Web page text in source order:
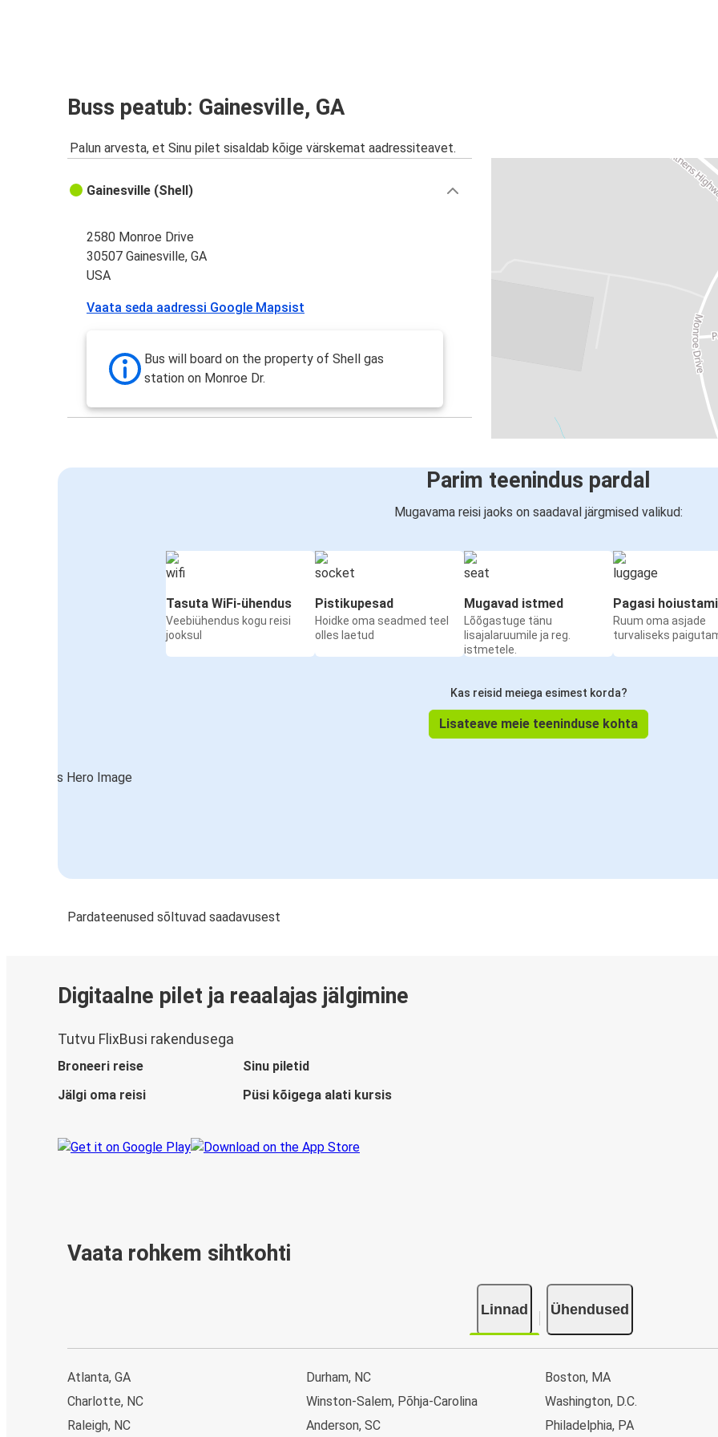
Buss peatub: Gainesville, GA
Palun arvesta, et Sinu pilet sisaldab kõige värskemat aadressiteavet.
Gainesville (Shell)
2580 Monroe Drive
30507 Gainesville, GA
USA
Vaata seda aadressi Google Mapsist
Bus will board on the property of Shell gas
station on Monroe Dr.
Parim teenindus pardal
Mugavama reisi jaoks on saadaval järgmised valikud:
Tasuta WiFi-ühendus
Veebiühendus kogu reisi
jooksul
Pistikupesad
Hoidke oma seadmed teel
olles laetud
Mugavad istmed
Lõõgastuge tänu
lisajalaruumile ja reg.
istmetele.
Pagasi
Ruum oma asjade
turvaliseks
Kas reisid meiega esimest korda?
Lisateave meie teeninduse kohta
Pardateenused sõltuvad saadavusest
Digitaalne pilet ja reaalajas jälgimine
Tutvu FlixBusi rakendusega
Broneeri reise
Sinu piletid
Jälgi oma reisi
Püsi kõigega alati kursis
Vaata rohkem sihtkohti
Linnad Ühendused
Atlanta, GA
Charlotte, NC
Raleigh, NC
Durham, NC
Winston-Salem, Põhja-Carolina
Anderson, SC
Boston, MA
Washington, D.C.
Philadelphia, PA